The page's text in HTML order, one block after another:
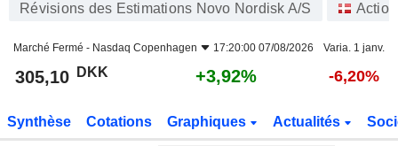
Révisions des Estimations Novo Nordisk A/S
Marché Fermé - Nasdaq Copenhagen 17:20:00 07/08/2026 Varia. 1 janv.
305,10 DKK +3,92% -6,20%
Synthèse Cotations Graphiques Actualités